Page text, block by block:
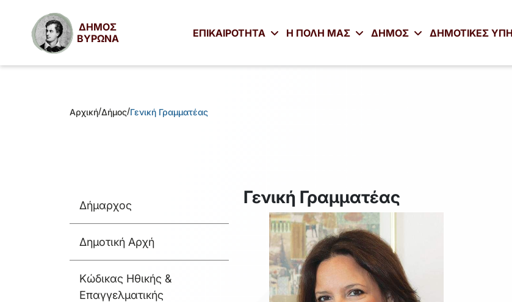
ΔΗΜΟΣ
ΒΥΡΩΝΑ
ΕΠΙΚΑΙΡΟΤΗΤΑ Η ΠΟΛΗ ΜΑΣ ΔΗΜΟΣ ΔΗΜΟΤΙΚΕΣ
Αρχική/Δήμος/Γενική Γραμματέας
Δήμαρχος
Δημοτική Αρχή
Κώδικας Ηθικής &
Επαγγελματικής
Γενική Γραμματέας